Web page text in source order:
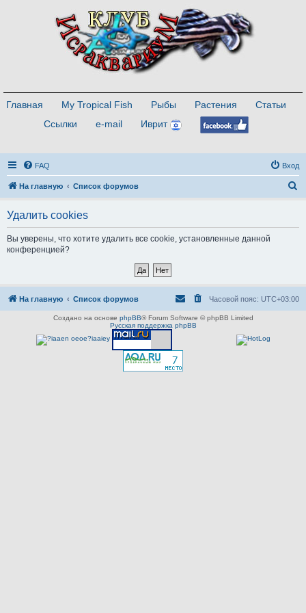
Главная My Tropical Fish Рыбы Растения
Статьи
Ссылки
e-mail Иврит
FAQ Вход
На главную Список форумов
Удалить cookies
Вы уверены, что хотите удалить все cookie, установленные данной
конференцией?
На главную Список форумов Часовой пояс: UTC+03:00
Создано на основе phpBB® Forum Software © phpBB Limited
Русская поддержка phpBB